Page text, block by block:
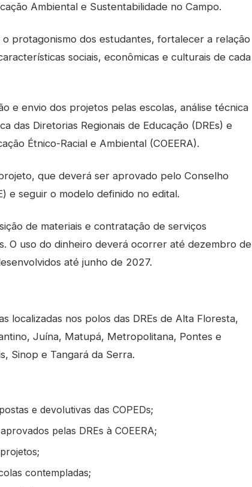
Ambiental e Sustentabilidade no Campo.
protagonismo dos estudantes, fortalecer a relação
sociais, econômicas e culturais de cada
e envio dos projetos pelas escolas, análise técnica
das Diretorias Regionais de Educação (DREs) e
Étnico-Racial e Ambiental (COEERA).
que deverá ser aprovado pelo Conselho
e seguir o modelo definido no edital.
de materiais e contratação de serviços
O uso do dinheiro deverá ocorrer até dezembro de
até junho de 2027.
localizadas nos polos das DREs de Alta Floresta,
Juína, Matupá, Metropolitana, Pontes e
Sinop e Tangará da Serra.
e devolutivas das COPEDs;
pelas DREs à COEERA;
contempladas;